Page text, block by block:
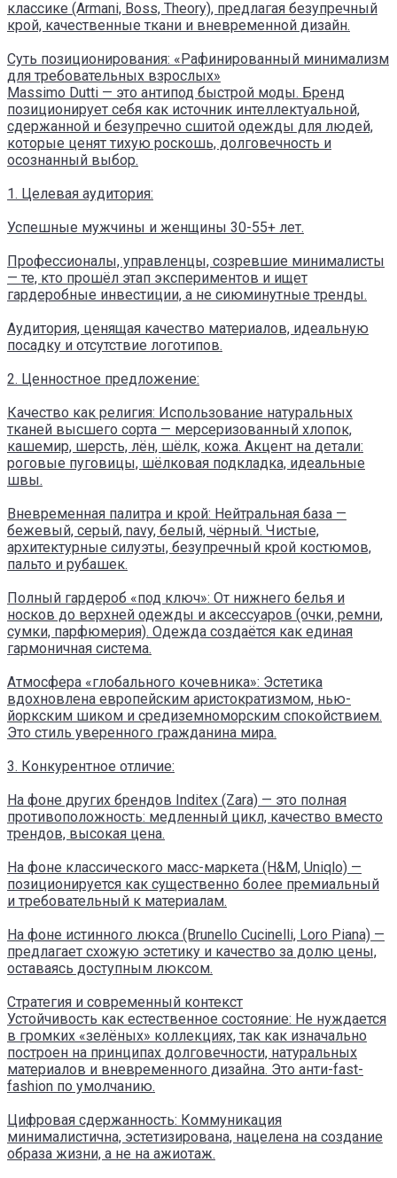
классике (Armani, Boss, Theory), предлагая безупречный
крой, качественные ткани и вневременной дизайн.
Суть позиционирования: «Рафинированный минимализм
для требовательных взрослых»
Massimo Dutti — это антипод быстрой моды. Бренд
позиционирует себя как источник интеллектуальной,
сдержанной и безупречно сшитой одежды для людей,
которые ценят тихую роскошь, долговечность и
осознанный выбор.
1. Целевая аудитория:
Успешные мужчины и женщины 30-55+ лет.
Профессионалы, управленцы, созревшие минималисты
— те, кто прошёл этап экспериментов и ищет
гардеробные инвестиции, а не сиюминутные тренды.
Аудитория, ценящая качество материалов, идеальную
посадку и отсутствие логотипов.
2. Ценностное предложение:
Качество как религия: Использование натуральных
тканей высшего сорта — мерсеризованный хлопок,
кашемир, шерсть, лён, шёлк, кожа. Акцент на детали:
роговые пуговицы, шёлковая подкладка, идеальные
швы.
Вневременная палитра и крой: Нейтральная база —
бежевый, серый, navy, белый, чёрный. Чистые,
архитектурные силуэты, безупречный крой костюмов,
пальто и рубашек.
Полный гардероб «под ключ»: От нижнего белья и
носков до верхней одежды и аксессуаров (очки, ремни,
сумки, парфюмерия). Одежда создаётся как единая
гармоничная система.
Атмосфера «глобального кочевника»: Эстетика
вдохновлена европейским аристократизмом, нью-
йоркским шиком и средиземноморским спокойствием.
Это стиль уверенного гражданина мира.
3. Конкурентное отличие:
На фоне других брендов Inditex (Zara) — это полная
противоположность: медленный цикл, качество вместо
трендов, высокая цена.
На фоне классического масс-маркета (H&M, Uniqlo) —
позиционируется как существенно более премиальный
и требовательный к материалам.
На фоне истинного люкса (Brunello Cucinelli, Loro Piana) —
предлагает схожую эстетику и качество за долю цены,
оставаясь доступным люксом.
Стратегия и современный контекст
Устойчивость как естественное состояние: Не нуждается
в громких «зелёных» коллекциях, так как изначально
построен на принципах долговечности, натуральных
материалов и вневременного дизайна. Это анти-fast-
fashion по умолчанию.
Цифровая сдержанность: Коммуникация
минималистична, эстетизирована, нацелена на создание
образа жизни, а не на ажиотаж.